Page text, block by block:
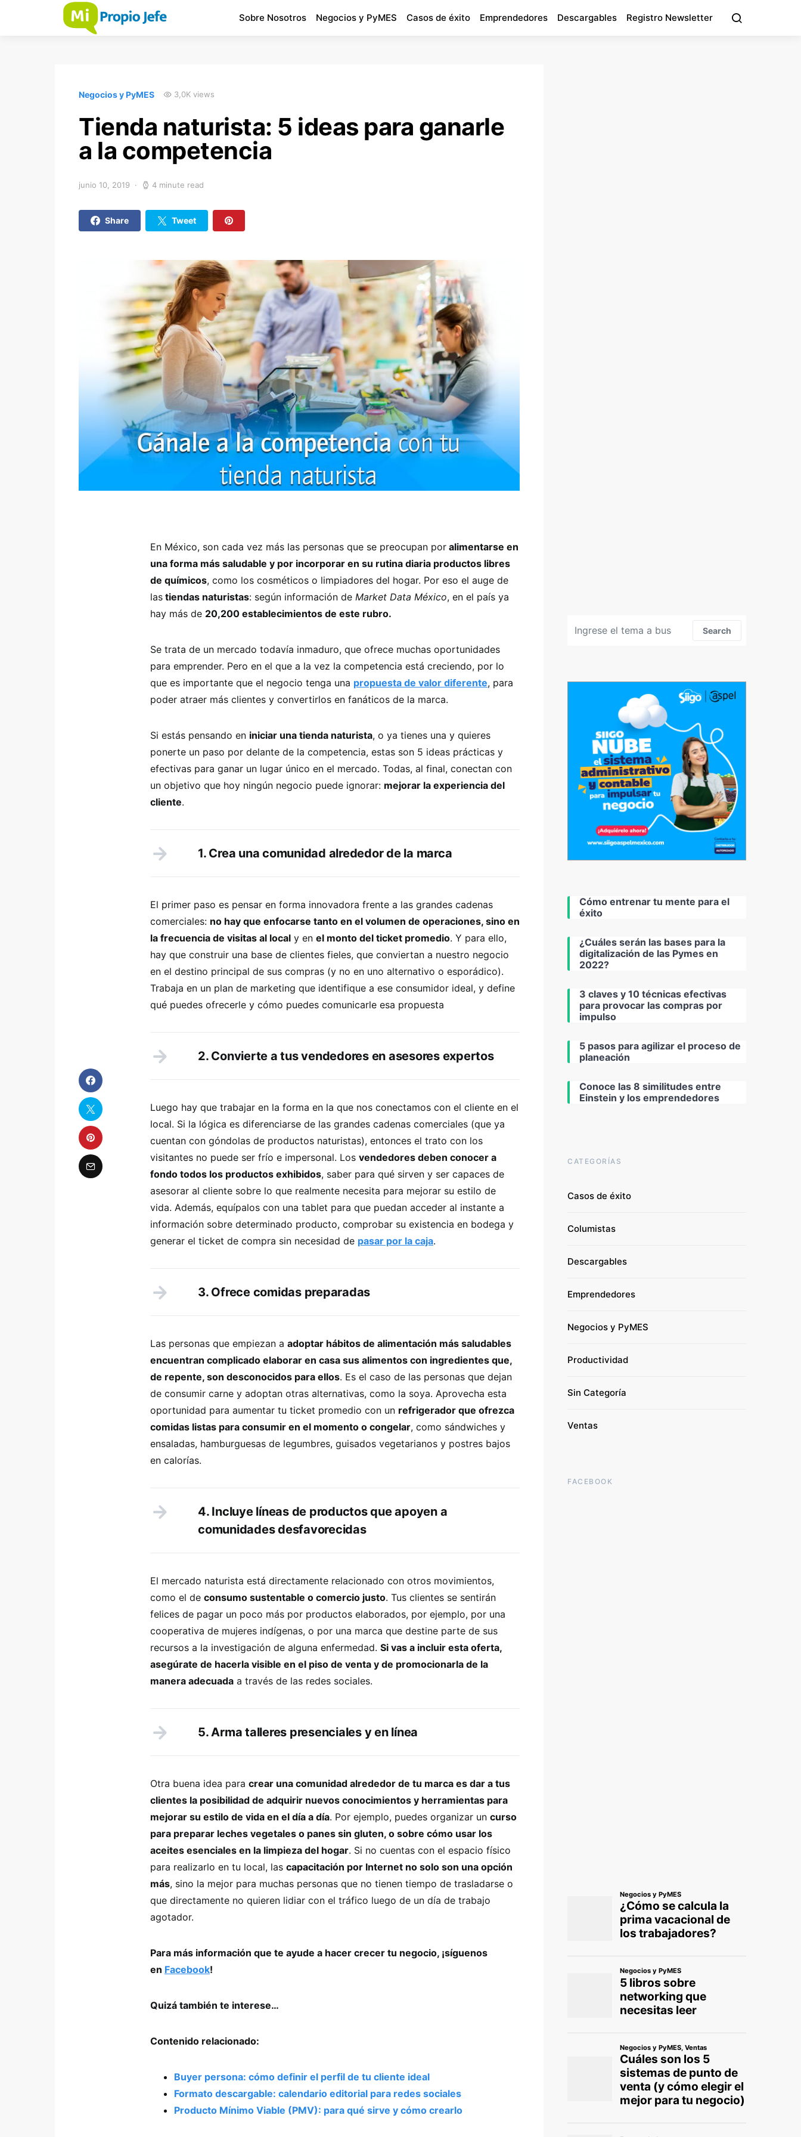
Sobre Nosotros Negocios y PyMES Casos de éxito Emprendedores Descargables Registro Newsletter
Negocios y PyMES 3,0K views
Tienda naturista: 5 ideas para ganarle
a la competencia
junio 10, 2019 4 minute read
Share Tweet
En México, son cada vez más las personas que se preocupan por alimentarse en
una forma más saludable y por incorporar en su rutina diaria productos libres
de químicos, como los cosméticos o limpiadores del hogar. Por eso el auge de
las tiendas naturistas: según información de Market Data México, en el país ya
hay más de 20,200 establecimientos de este rubro.
Se trata de un mercado todavía inmaduro, que ofrece muchas oportunidades
para emprender. Pero en el que a la vez la competencia está creciendo, por lo
que es importante que el negocio tenga una propuesta de valor diferente, para
poder atraer más clientes y convertirlos en fanáticos de la marca.
Si estás pensando en iniciar una tienda naturista, o ya tienes una y quieres
ponerte un paso por delante de la competencia, estas son 5 ideas prácticas y
efectivas para ganar un lugar único en el mercado. Todas, al final, conectan con
un objetivo que hoy ningún negocio puede ignorar: mejorar la experiencia del
cliente.
1. Crea una comunidad alrededor de la marca
El primer paso es pensar en forma innovadora frente a las grandes cadenas
comerciales: no hay que enfocarse tanto en el volumen de operaciones, sino en
la frecuencia de visitas al local y en el monto del ticket promedio. Y para ello,
hay que construir una base de clientes fieles, que conviertan a nuestro negocio
en el destino principal de sus compras (y no en uno alternativo o esporádico).
Trabaja en un plan de marketing que identifique a ese consumidor ideal, y define
qué puedes ofrecerle y cómo puedes comunicarle esa propuesta
2. Convierte a tus vendedores en asesores expertos
Luego hay que trabajar en la forma en la que nos conectamos con el cliente en el
local. Si la lógica es diferenciarse de las grandes cadenas comerciales (que ya
cuentan con góndolas de productos naturistas), entonces el trato con los
visitantes no puede ser frío e impersonal. Los vendedores deben conocer a
fondo todos los productos exhibidos, saber para qué sirven y ser capaces de
asesorar al cliente sobre lo que realmente necesita para mejorar su estilo de
vida. Además, equípalos con una tablet para que puedan acceder al instante a
información sobre determinado producto, comprobar su existencia en bodega y
generar el ticket de compra sin necesidad de pasar por la caja.
3. Ofrece comidas preparadas
Las personas que empiezan a adoptar hábitos de alimentación más saludables
encuentran complicado elaborar en casa sus alimentos con ingredientes que,
de repente, son desconocidos para ellos. Es el caso de las personas que dejan
de consumir carne y adoptan otras alternativas, como la soya. Aprovecha esta
oportunidad para aumentar tu ticket promedio con un refrigerador que ofrezca
comidas listas para consumir en el momento o congelar, como sándwiches y
ensaladas, hamburguesas de legumbres, guisados vegetarianos y postres bajos
en calorías.
4. Incluye líneas de productos que apoyen a
comunidades desfavorecidas
El mercado naturista está directamente relacionado con otros movimientos,
como el de consumo sustentable o comercio justo. Tus clientes se sentirán
felices de pagar un poco más por productos elaborados, por ejemplo, por una
cooperativa de mujeres indígenas, o por una marca que destine parte de sus
recursos a la investigación de alguna enfermedad. Si vas a incluir esta oferta,
asegúrate de hacerla visible en el piso de venta y de promocionarla de la
manera adecuada a través de las redes sociales.
5. Arma talleres presenciales y en línea
Otra buena idea para crear una comunidad alrededor de tu marca es dar a tus
clientes la posibilidad de adquirir nuevos conocimientos y herramientas para
mejorar su estilo de vida en el día a día. Por ejemplo, puedes organizar un curso
para preparar leches vegetales o panes sin gluten, o sobre cómo usar los
aceites esenciales en la limpieza del hogar. Si no cuentas con el espacio físico
para realizarlo en tu local, las capacitación por Internet no solo son una opción
más, sino la mejor para muchas personas que no tienen tiempo de trasladarse o
que directamente no quieren lidiar con el tráfico luego de un día de trabajo
agotador.
Para más información que te ayude a hacer crecer tu negocio, ¡síguenos
en Facebook!
Quizá también te interese…
Contenido relacionado:
Buyer persona: cómo definir el perfil de tu cliente ideal
Formato descargable: calendario editorial para redes sociales
Producto Mínimo Viable (PMV): para qué sirve y cómo crearlo
Search
Cómo entrenar tu mente para el
éxito
¿Cuáles serán las bases para la
digitalización de las Pymes en
2022?
3 claves y 10 técnicas efectivas
para provocar las compras por
impulso
5 pasos para agilizar el proceso de
planeación
Conoce las 8 similitudes entre
Einstein y los emprendedores
CATEGORÍAS
Casos de éxito
Columistas
Descargables
Emprendedores
Negocios y PyMES
Productividad
Sin Categoría
Ventas
FACEBOOK